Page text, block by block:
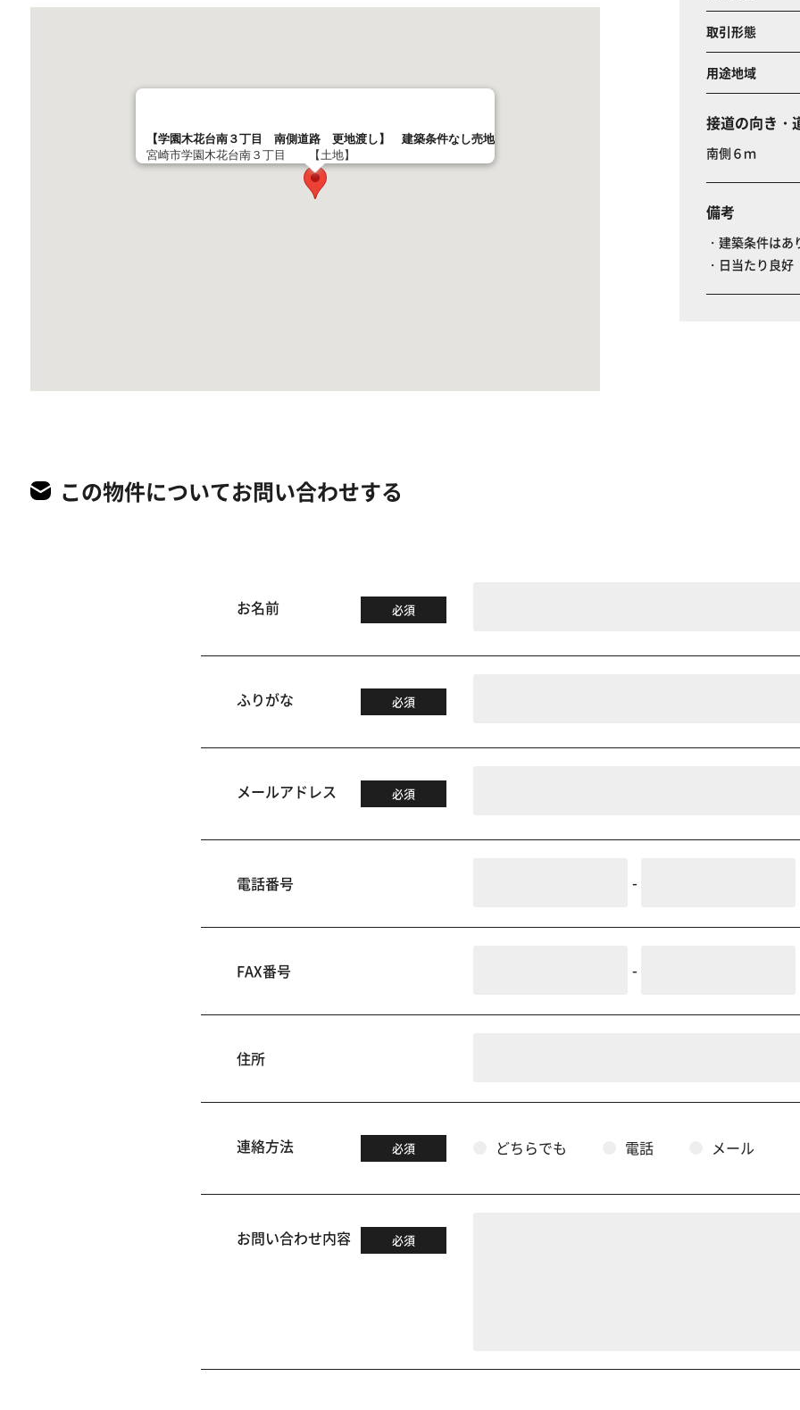
【学園木花台南３丁目 南側道路 更地渡し】 建築条件なし売地
宮崎市学園木花台南３丁目 【土地】
取引形態
用途地域
接道の向き・
南側６ｍ
備考
・建築条件はあ
・日当たり良好
この物件についてお問い合わせする
お名前 必須
ふりがな 必須
メールアドレス 必須
電話番号 -
FAX番号 -
住所
連絡方法 必須 どちらでも 電話 メール
お問い合わせ内容 必須